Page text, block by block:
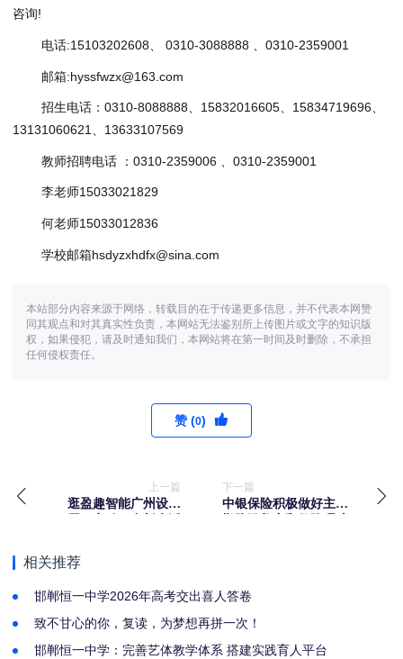
咨询!
电话:15103202608、 0310-3088888 、0310-2359001
邮箱:hyssfwzx@163.com
招生电话：0310-8088888、15832016605、15834719696、
13131060621、13633107569
教师招聘电话 ：0310-2359006 、0310-2359001
李老师15033021829
何老师15033012836
学校邮箱hsdyzxhdfx@sina.com
本站部分内容来源于网络，转载目的在于传递更多信息，并不代表本网赞
同其观点和对其真实性负责，本网站无法鉴别所上传图片或文字的知识版
权，如果侵犯，请及时通知我们，本网站将在第一时间及时删除，不承担
任何侵权责任。
赞 (0)
上一篇
逛盈趣智能广州设计
下一篇
中银保险积极做好主汛
相关推荐
邯郸恒一中学2026年高考交出喜人答卷
致不甘心的你，复读，为梦想再拼一次！
邯郸恒一中学：完善艺体教学体系 搭建实践育人平台